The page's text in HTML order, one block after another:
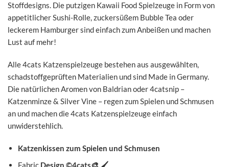
Stoffdesigns. Die putzigen Kawaii Food Spielzeuge in Form von
appetitlicher Sushi-Rolle, zuckersüßem Bubble Tea oder
leckerem Hamburger sind einfach zum Anbeißen und machen
Lust auf mehr!
Alle 4cats Katzenspielzeuge bestehen aus ausgewählten,
schadstoffgeprüften Materialien und sind Made in Germany.
Die natürlichen Aromen von Baldrian oder 4catsnip –
Katzenminze & Silver Vine – regen zum Spielen und Schmusen
an und machen die 4cats Katzenspielzeuge einfach
unwiderstehlich.
Katzenkissen zum Spielen und Schmusen
Fabric Design ©4cats🎨 🖌️